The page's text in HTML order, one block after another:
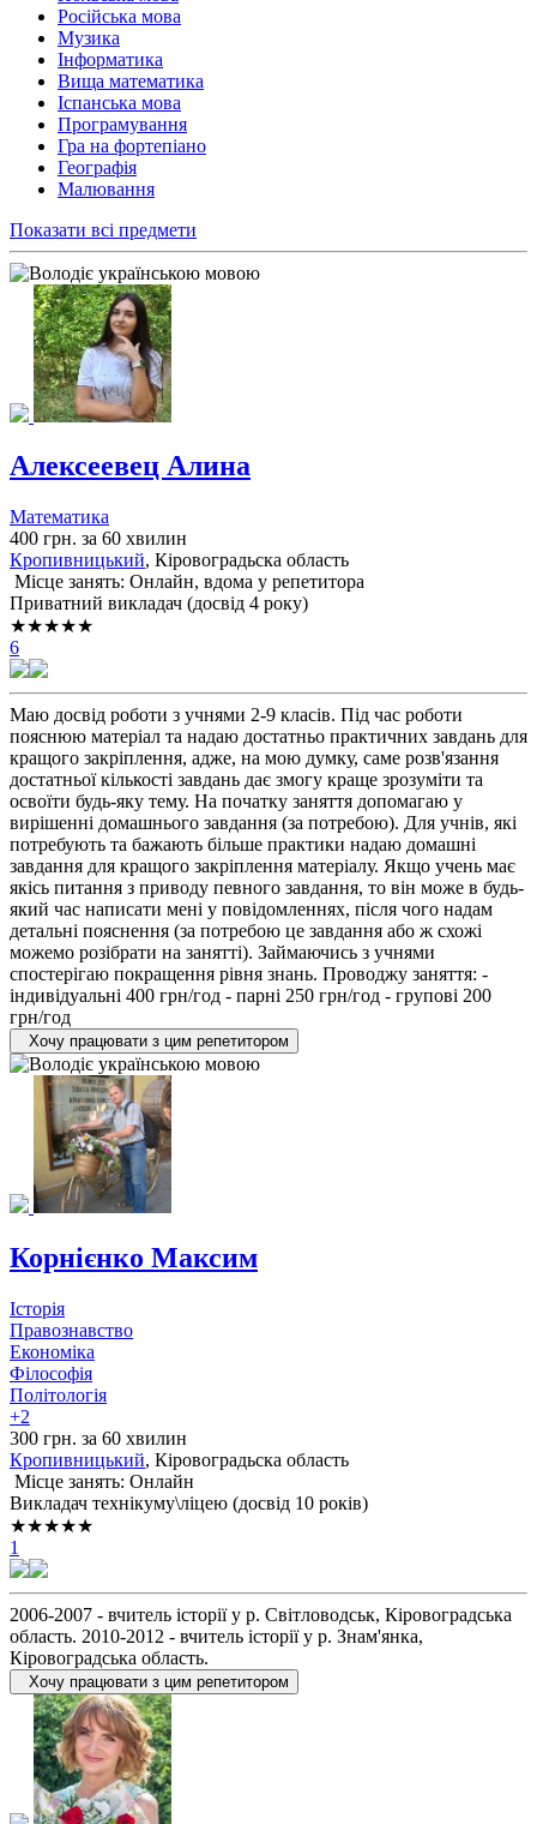
Російська мова
Музика
Інформатика
Вища математика
Іспанська мова
Програмування
Гра на фортепіано
Географія
Малювання
Показати всі предмети
Алексеевец Алина
Математика
400 грн. за 60 хвилин
Кропивницький, Кіровоградьска область
Місце занять: Онлайн, вдома у репетитора
Приватний викладач (досвід 4 року)
★★★★★
6
Маю досвід роботи з учнями 2-9 класів. Під час роботи
пояснюю матеріал та надаю достатньо практичних завдань для
кращого закріплення, адже, на мою думку, саме розв'язання
достатньої кількості завдань дає змогу краще зрозуміти та
освоїти будь-яку тему. На початку заняття допомагаю у
вирішенні домашнього завдання (за потребою). Для учнів, які
потребують та бажають більше практики надаю домашні
завдання для кращого закріплення матеріалу. Якщо учень має
якісь питання з приводу певного завдання, то він може в будь-
який час написати мені у повідомленнях, після чого надам
детальні пояснення (за потребою це завдання або ж схожі
можемо розібрати на занятті). Займаючись з учнями
спостерігаю покращення рівня знань. Проводжу заняття: -
індивідуальні 400 грн/год - парні 250 грн/год - групові 200
грн/год
Хочу працювати з цим репетитором
Корнієнко Максим
Історія
Правознавство
Економіка
Філософія
Політологія
+2
300 грн. за 60 хвилин
Кропивницький, Кіровоградьска область
Місце занять: Онлайн
Викладач технікуму\ліцею (досвід 10 років)
★★★★★
1
2006-2007 - вчитель історії у р. Світловодськ, Кіровоградська
область. 2010-2012 - вчитель історії у р. Знам'янка,
Кіровоградська область.
Хочу працювати з цим репетитором